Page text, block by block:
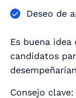
Deseo de
Es buena
candidatos
Consejo